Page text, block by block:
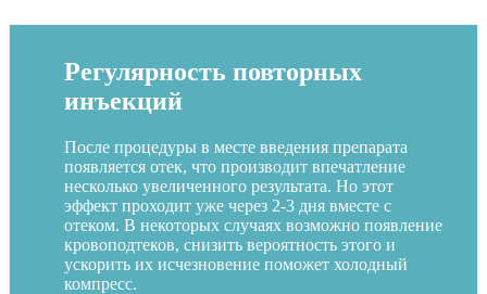
Регулярность повторных
инъекций
После процедуры в месте введения препарата
появляется отек, что производит впечатление
несколько увеличенного результата. Но этот
эффект проходит уже через 2-3 дня вместе с
отеком. В некоторых случаях возможно появление
кровоподтеков, снизить вероятность этого и
ускорить их исчезновение поможет холодный
компресс.